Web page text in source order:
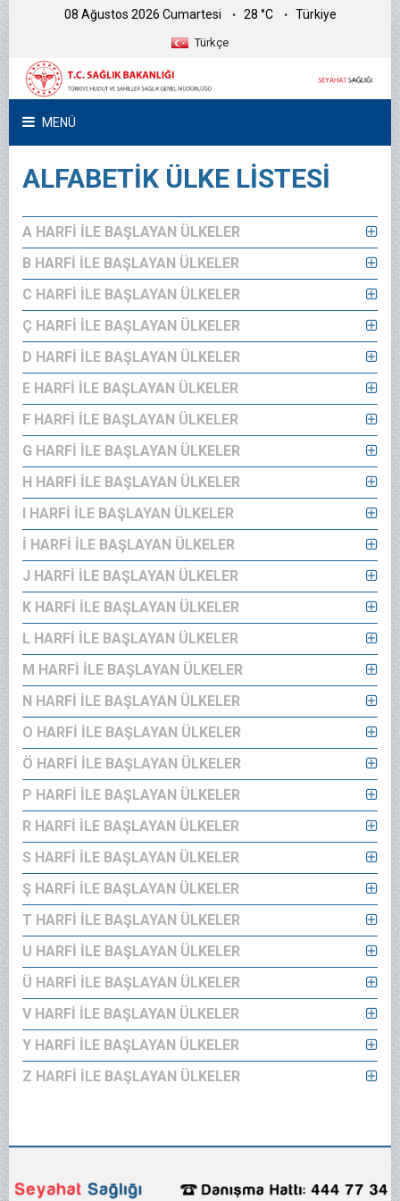
08 Ağustos 2026 Cumartesi 28 °C Türkiye
Türkçe
MENÜ
ALFABETİK ÜLKE LİSTESİ
A HARFİ İLE BAŞLAYAN ÜLKELER
B HARFİ İLE BAŞLAYAN ÜLKELER
C HARFİ İLE BAŞLAYAN ÜLKELER
Ç HARFİ İLE BAŞLAYAN ÜLKELER
D HARFİ İLE BAŞLAYAN ÜLKELER
E HARFİ İLE BAŞLAYAN ÜLKELER
F HARFİ İLE BAŞLAYAN ÜLKELER
G HARFİ İLE BAŞLAYAN ÜLKELER
H HARFİ İLE BAŞLAYAN ÜLKELER
I HARFİ İLE BAŞLAYAN ÜLKELER
İ HARFİ İLE BAŞLAYAN ÜLKELER
J HARFİ İLE BAŞLAYAN ÜLKELER
K HARFİ İLE BAŞLAYAN ÜLKELER
L HARFİ İLE BAŞLAYAN ÜLKELER
M HARFİ İLE BAŞLAYAN ÜLKELER
N HARFİ İLE BAŞLAYAN ÜLKELER
O HARFİ İLE BAŞLAYAN ÜLKELER
Ö HARFİ İLE BAŞLAYAN ÜLKELER
P HARFİ İLE BAŞLAYAN ÜLKELER
R HARFİ İLE BAŞLAYAN ÜLKELER
S HARFİ İLE BAŞLAYAN ÜLKELER
Ş HARFİ İLE BAŞLAYAN ÜLKELER
T HARFİ İLE BAŞLAYAN ÜLKELER
U HARFİ İLE BAŞLAYAN ÜLKELER
Ü HARFİ İLE BAŞLAYAN ÜLKELER
V HARFİ İLE BAŞLAYAN ÜLKELER
Y HARFİ İLE BAŞLAYAN ÜLKELER
Z HARFİ İLE BAŞLAYAN ÜLKELER